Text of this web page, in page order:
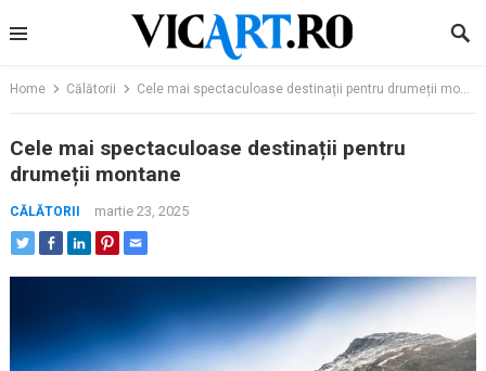
to
Home Călătorii Cele mai spectaculoase destinații pentru drumeții montane
Cele mai spectaculoase destinații pentru
drumeții montane
CĂLĂTORII martie 23, 2025